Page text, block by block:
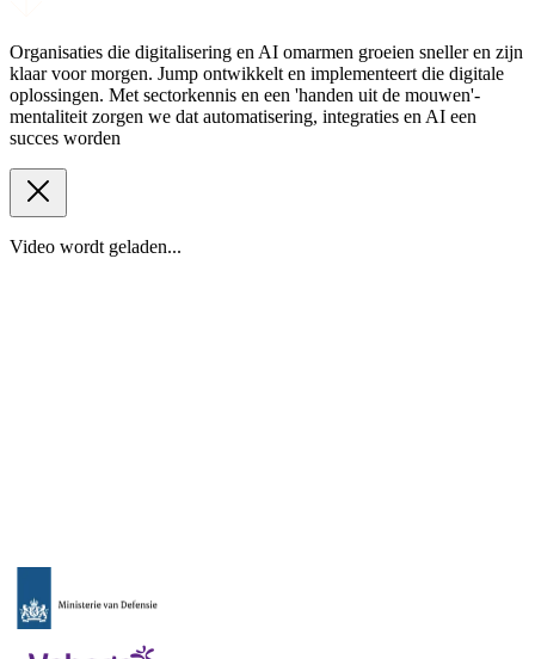
Organisaties die digitalisering en AI omarmen groeien sneller en zijn
klaar voor morgen. Jump ontwikkelt en implementeert die digitale
oplossingen. Met sectorkennis en een 'handen uit de mouwen'-
mentaliteit zorgen we dat automatisering, integraties en AI een
succes worden
Video wordt geladen...